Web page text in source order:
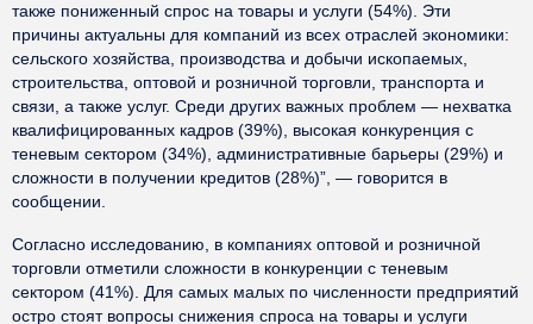
также пониженный спрос на товары и услуги (54%). Эти
причины актуальны для компаний из всех отраслей экономики:
сельского хозяйства, производства и добычи ископаемых,
строительства, оптовой и розничной торговли, транспорта и
связи, а также услуг. Среди других важных проблем — нехватка
квалифицированных кадров (39%), высокая конкуренция с
теневым сектором (34%), административные барьеры (29%) и
сложности в получении кредитов (28%)”, — говорится в
сообщении.
Согласно исследованию, в компаниях оптовой и розничной
торговли отметили сложности в конкуренции с теневым
сектором (41%). Для самых малых по численности предприятий
остро стоят вопросы снижения спроса на товары и услуги